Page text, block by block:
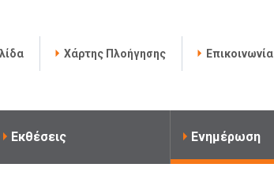
Χάρτης Πλοήγησης Επικοινωνία
Εκθέσεις Ενημέρωση